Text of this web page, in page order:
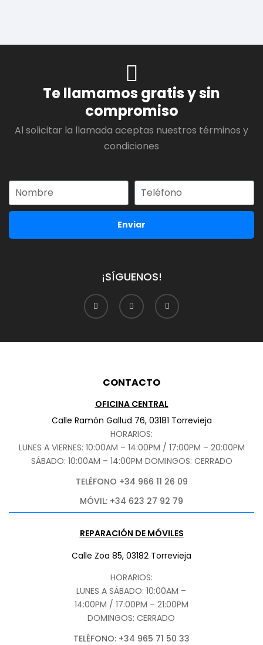
Te llamamos gratis y sin
compromiso
Al solicitar la llamada aceptas nuestros términos y
condiciones
Enviar
¡SÍGUENOS!
CONTACTO
OFICINA CENTRAL
Calle Ramón Gallud 76, 03181 Torrevieja
HORARIOS:
LUNES A VIERNES: 10:00AM – 14:00PM / 17:00PM – 20:00PM
SÁBADO: 10:00AM – 14:00PM DOMINGOS: CERRADO
TELÉFONO +34 966 11 26 09
MÓVIL: +34 623 27 92 79
REPARACIÓN DE MÓVILES
Calle Zoa 85, 03182 Torrevieja
HORARIOS:
LUNES A SÁBADO: 10:00AM –
14:00PM / 17:00PM – 21:00PM
DOMINGOS: CERRADO
TELÉFONO: +34 965 71 50 33